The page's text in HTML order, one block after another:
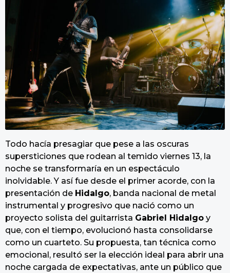
Todo hacía presagiar que pese a las oscuras
supersticiones que rodean al temido viernes 13, la
noche se transformaría en un espectáculo
inolvidable. Y así fue desde el primer acorde, con la
presentación de Hidalgo, banda nacional de metal
instrumental y progresivo que nació como un
proyecto solista del guitarrista Gabriel Hidalgo y
que, con el tiempo, evolucionó hasta consolidarse
como un cuarteto. Su propuesta, tan técnica como
emocional, resultó ser la elección ideal para abrir una
noche cargada de expectativas, ante un público que